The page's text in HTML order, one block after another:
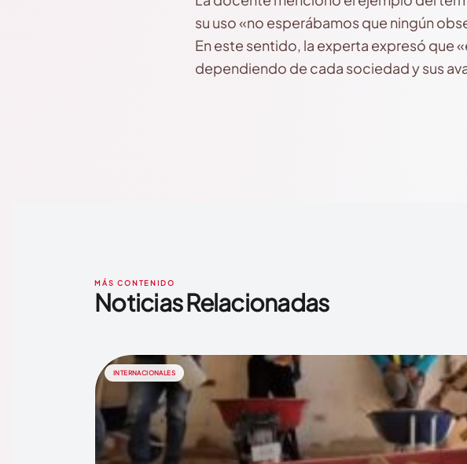
su uso «no esperábamos que ningún
En este sentido, la experta expresó que
dependiendo de cada sociedad y sus
MÁS CONTENIDO
Noticias Relacionadas
INTERNACIONALES